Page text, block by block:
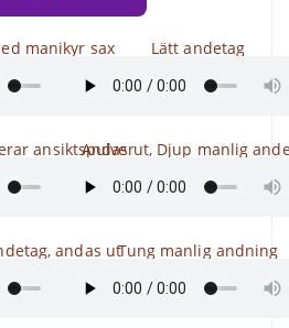
manikyr sax
ansiktspulver
andas ut
Lätt andetag
Andas ut, Djup manlig
Tung manlig andning